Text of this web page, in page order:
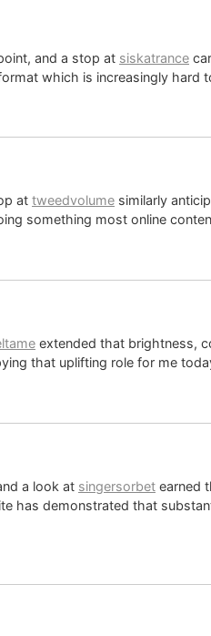
and a stop at siskatrance
which is increasingly hard
at tweedvolume similarly
something most online
extended that brightness,
that uplifting role for me
a look at singersorbet earned
demonstrated that